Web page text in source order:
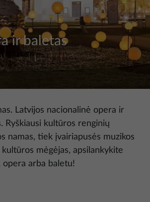
ir baletas
Latvijos nacionalinė opera ir
Ryškiausi kultūros renginių
namas, tiek įvairiapusės muzikos
mėgėjas, apsilankykite
opera arba baletu!